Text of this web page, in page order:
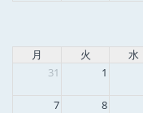
月 火 水
31
1
7 8